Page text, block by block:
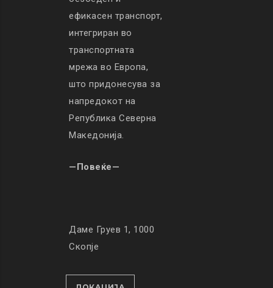
ефикасен транспорт,
интегриран во
транспортната
мрежа во Европа,
што придонесува за
напредокот на
Република Северна
Македонија.
—Повеќе—
Даме Груев 1, 1000
Скопје